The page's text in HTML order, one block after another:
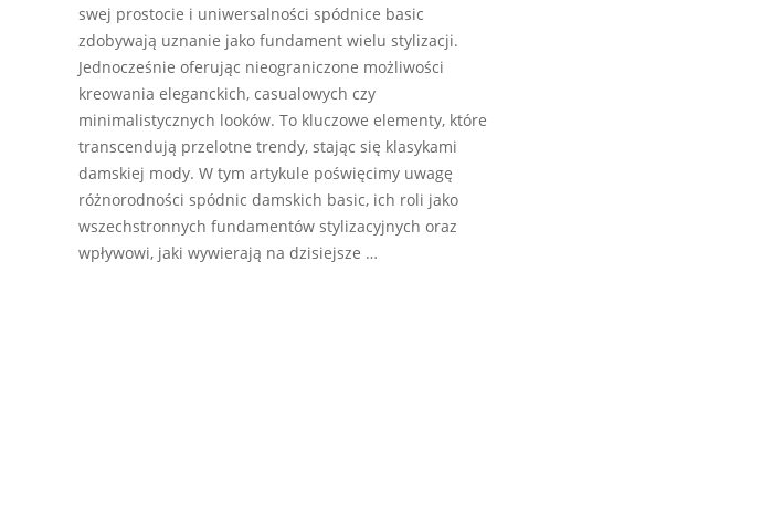
swej prostocie i uniwersalności spódnice basic
zdobywają uznanie jako fundament wielu stylizacji.
Jednocześnie oferując nieograniczone możliwości
kreowania eleganckich, casualowych czy
minimalistycznych looków. To kluczowe elementy, które
transcendują przelotne trendy, stając się klasykami
damskiej mody. W tym artykule poświęcimy uwagę
różnorodności spódnic damskich basic, ich roli jako
wszechstronnych fundamentów stylizacyjnych oraz
wpływowi, jaki wywierają na dzisiejsze …